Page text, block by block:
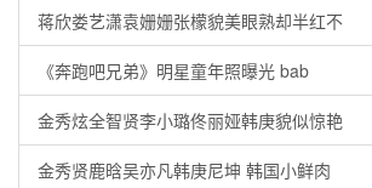
蒋欣娄艺潇袁姗姗张檬貌美眼熟却半红不
《奔跑吧兄弟》明星童年照曝光 bab
金秀炫全智贤李小璐佟丽娅韩庚貌似惊艳
金秀贤鹿晗吴亦凡韩庚尼坤 韩国小鲜肉